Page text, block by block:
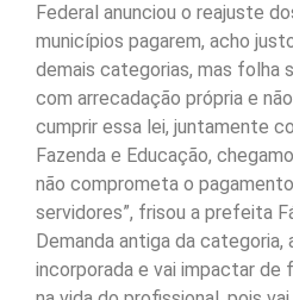
Federal anunciou o reajuste
municípios pagarem, acho
demais categorias, mas folha
com arrecadação própria e
cumprir essa lei, juntamente
Fazenda e Educação,
não comprometa o
servidores”, frisou a prefeita
Demanda antiga da categoria,
incorporada e vai impactar